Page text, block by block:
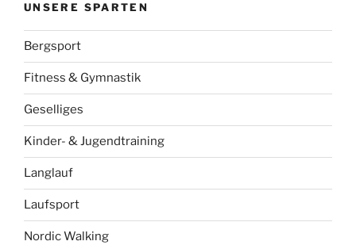
UNSERE SPARTEN
Bergsport
Fitness & Gymnastik
Geselliges
Kinder- & Jugendtraining
Langlauf
Laufsport
Nordic Walking